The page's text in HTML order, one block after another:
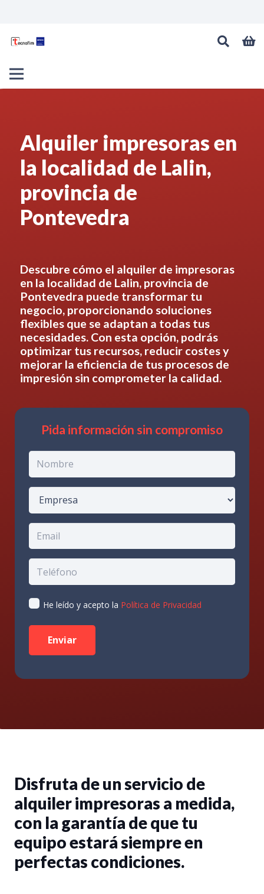
Alquiler impresoras en
la localidad de Lalin,
provincia de
Pontevedra
Descubre cómo el alquiler de impresoras
en la localidad de Lalin, provincia de
Pontevedra puede transformar tu
negocio, proporcionando soluciones
flexibles que se adaptan a todas tus
necesidades. Con esta opción, podrás
optimizar tus recursos, reducir costes y
mejorar la eficiencia de tus procesos de
impresión sin comprometer la calidad.
Pida información sin compromiso
He leído y acepto la Política de Privacidad
Disfruta de un servicio de
alquiler impresoras a medida,
con la garantía de que tu
equipo estará siempre en
perfectas condiciones.